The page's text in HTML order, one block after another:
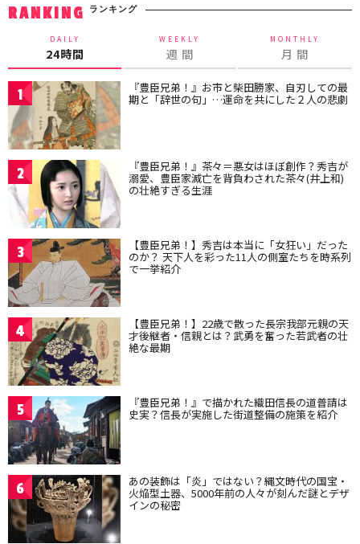
RANKING ランキング
DAILY
24時間
WEEKLY
週 間
MONTHLY
月 間
1 『豊臣兄弟！』お市と柴田勝家、自刃しての最
期と「辞世の句」…運命を共にした２人の悲劇
2 『豊臣兄弟！』茶々＝悪女はほぼ創作？秀吉が
溺愛、豊臣家滅亡を背負わされた茶々(井上和)
の壮絶すぎる生涯
3 【豊臣兄弟！】秀吉は本当に「女狂い」だった
のか？ 天下人を彩った11人の側室たちを時系列
で一挙紹介
4 【豊臣兄弟！】22歳で散った長宗我部元親の天
才後継者・信親とは？武勇を奮った若武者の壮
絶な最期
5 『豊臣兄弟！』で描かれた織田信長の道普請は
史実？信長が実施した街道整備の施策を紹介
6 あの装飾は「炎」ではない？縄文時代の国宝・
火焔型土器、5000年前の人々が刻んだ謎とデザ
インの秘密